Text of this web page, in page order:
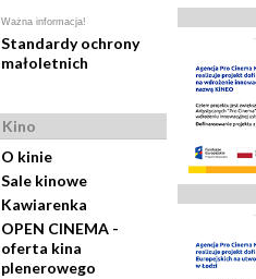
Ważna informacja!
Standardy ochrony
małoletnich
Kino
O kinie
Sale kinowe
Kawiarenka
OPEN CINEMA -
oferta kina
plenerowego